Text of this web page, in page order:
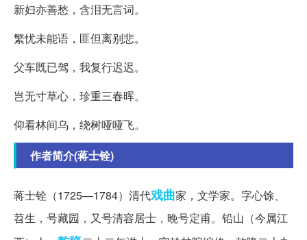
新妇亦善愁，含泪无言词。
繁忧未能语，匪但离别悲。
父车既已驾，我复行迟迟。
岂无寸草心，珍重三春晖。
仰看林间乌，绕树哑哑飞。
作者简介(蒋士铨)
蒋士铨（1725—1784）清代戏曲家，文学家。字心馀、
苕生，号藏园，又号清容居士，晚号定甫。铅山（今属江